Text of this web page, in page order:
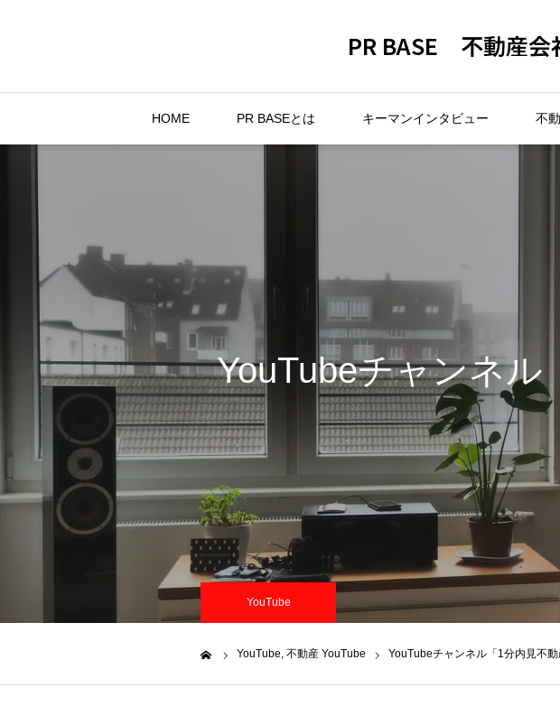
PR BASE 不動産会
HOME PR BASEとは キーマンインタビュー 不
YouTubeチャンネル
YouTube
YouTube 不動産 YouTube YouTubeチャンネル「1分内見不